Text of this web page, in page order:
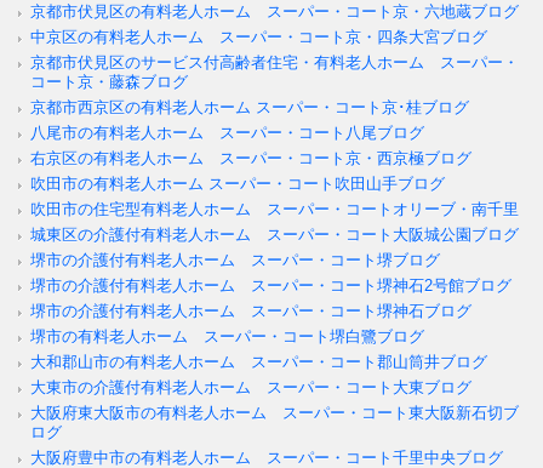
京都市伏見区の有料老人ホーム スーパー・コート京・六地蔵ブログ
中京区の有料老人ホーム スーパー・コート京・四条大宮ブログ
京都市伏見区のサービス付高齢者住宅・有料老人ホーム スーパー・
コート京・藤森ブログ
京都市西京区の有料老人ホーム スーパー・コート京･桂ブログ
八尾市の有料老人ホーム スーパー・コート八尾ブログ
右京区の有料老人ホーム スーパー・コート京・西京極ブログ
吹田市の有料老人ホーム スーパー・コート吹田山手ブログ
吹田市の住宅型有料老人ホーム スーパー・コートオリーブ・南千里
城東区の介護付有料老人ホーム スーパー・コート大阪城公園ブログ
堺市の介護付有料老人ホーム スーパー・コート堺ブログ
堺市の介護付有料老人ホーム スーパー・コート堺神石2号館ブログ
堺市の介護付有料老人ホーム スーパー・コート堺神石ブログ
堺市の有料老人ホーム スーパー・コート堺白鷺ブログ
大和郡山市の有料老人ホーム スーパー・コート郡山筒井ブログ
大東市の介護付有料老人ホーム スーパー・コート大東ブログ
大阪府東大阪市の有料老人ホーム スーパー・コート東大阪新石切ブ
ログ
大阪府豊中市の有料老人ホーム スーパー・コート千里中央ブログ